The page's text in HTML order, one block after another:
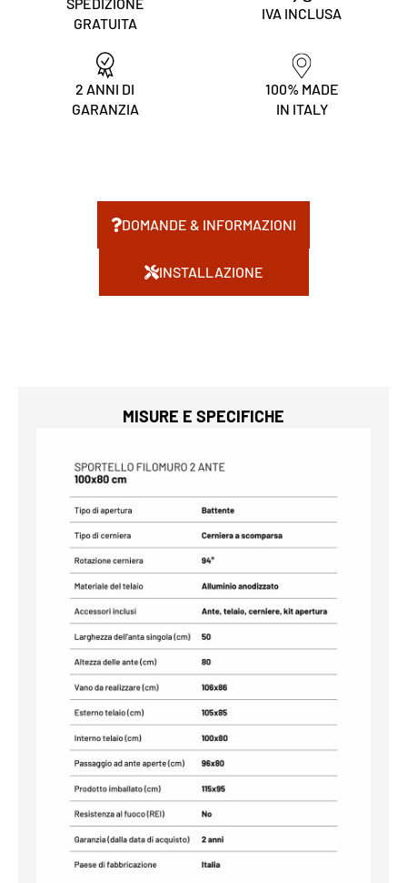
GRATUITA
IVA INCLUSA
2 ANNI DI
GARANZIA
100% MADE
IN ITALY
DOMANDE & INFORMAZIONI
INSTALLAZIONE
MISURE E SPECIFICHE